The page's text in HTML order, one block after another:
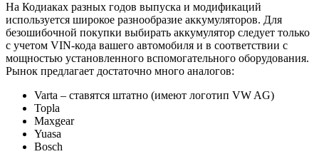
На Кодиаках разных годов выпуска и модификаций
используется широкое разнообразие аккумуляторов. Для
безошибочной покупки выбирать аккумулятор следует только
с учетом VIN-кода вашего автомобиля и в соответствии с
мощностью установленного вспомогательного оборудования.
Рынок предлагает достаточно много аналогов:
Varta – ставятся штатно (имеют логотип VW AG)
Topla
Maxgear
Yuasa
Bosch